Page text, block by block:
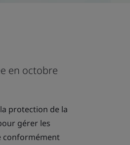
en octobre
protection de la
gérer les
conformément